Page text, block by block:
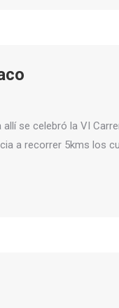
se celebró la VI
a recorrer 5kms los